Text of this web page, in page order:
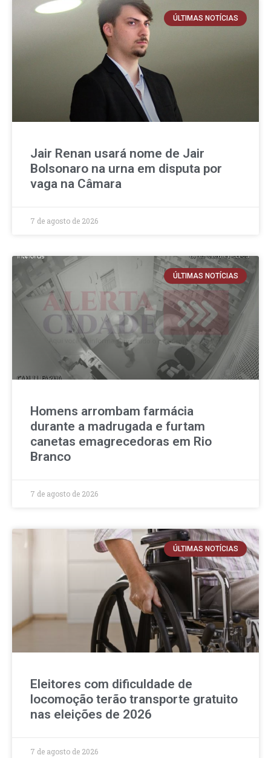
ÚLTIMAS NOTÍCIAS
Jair Renan usará nome de Jair
Bolsonaro na urna em disputa por
vaga na Câmara
7 de agosto de 2026
ÚLTIMAS NOTÍCIAS
Homens arrombam farmácia
durante a madrugada e furtam
canetas emagrecedoras em Rio
Branco
7 de agosto de 2026
ÚLTIMAS NOTÍCIAS
Eleitores com dificuldade de
locomoção terão transporte gratuito
nas eleições de 2026
7 de agosto de 2026